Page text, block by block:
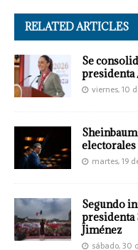
RELATED ARTICLES
Se
presidenta
viernes, 10
martes, 19
Segundo
presidenta
Jiménez
sábado, 30